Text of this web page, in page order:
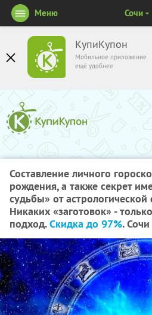
КупиКупон
Мобильное приложение
ещё удобнее
Меню Сочи
Составление личного
рождения, а также секрет
судьбы» от
Никаких «заготовок» -
подход.Скидка до 97%. Сочи